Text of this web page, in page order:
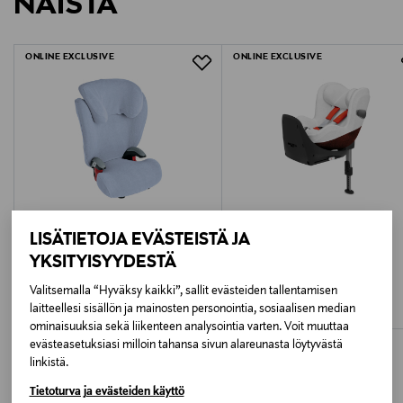
LISÄTIETOJA EVÄSTEISTÄ JA
YKSITYISYYDESTÄ
Valitsemalla “Hyväksy kaikki”, sallit evästeiden tallentamisen
laitteellesi sisällön ja mainosten personointia, sosiaalisen median
ominaisuuksia sekä liikenteen analysointia varten. Voit muuttaa
evästeasetuksiasi milloin tahansa sivun alareunasta löytyvästä
linkistä.
Tietoturva ja evästeiden käyttö
bambuviskoosi
Yhteensopivuus: Dualfix Pro M, Dualfix 5Z, Dualfix i-
Size, Dualfix M i-Size ja Dualfix 3 i-Size
1564810
LUE TARKEMMAT PALAUTUSOHJEET
ALE –39%
ONLINE EXCLUSIVE
Britax kesäpäällinen Kid Plus
Discounted Price
29,90 € Original Price
49,00 €
ONLINE EXCLUSIVE
Cybex Sirona Z kesäpäällinen
Discounted Price
32,48 € Original Price
64,95 €